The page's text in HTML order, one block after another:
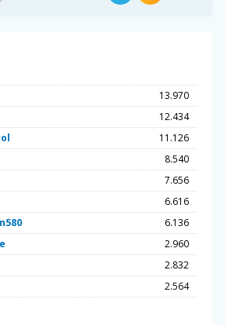
13.970
12.434
11.126
8.540
7.656
6.616
6.136
2.960
2.832
2.564